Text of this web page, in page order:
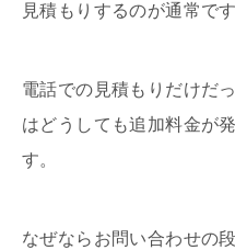
見積もりするのが通常です
電話での見積もりだけだ
はどうしても追加料金が
す。
なぜならお問い合わせの